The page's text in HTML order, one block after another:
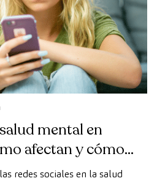
mental en
afectan y cómo
la familia
redes sociales en la salud